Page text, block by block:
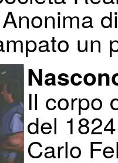
un
Il corpo
del
Carlo